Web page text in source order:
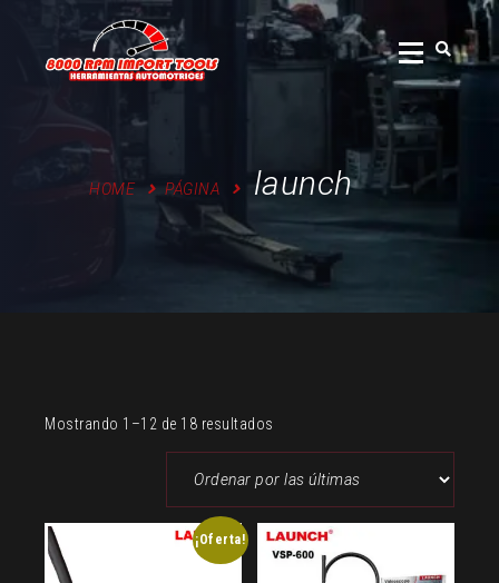
content
HOME PÁGINA launch
Mostrando 1–12 de 18 resultados
latest
¡Oferta!